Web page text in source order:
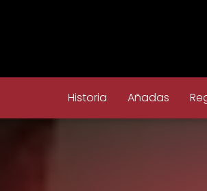
Historia Añadas